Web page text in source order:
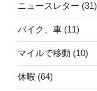
ニュースレター (31)
バイク、車 (11)
マイルで移動 (10)
休暇 (64)